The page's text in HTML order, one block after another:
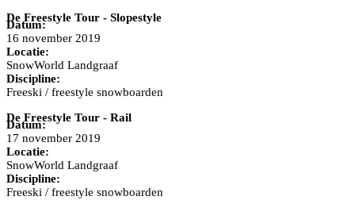
De Freestyle Tour - Slopestyle
Datum:
16 november 2019
Locatie:
SnowWorld Landgraaf
Discipline:
Freeski / freestyle snowboarden
De Freestyle Tour - Rail
Datum:
17 november 2019
Locatie:
SnowWorld Landgraaf
Discipline:
Freeski / freestyle snowboarden